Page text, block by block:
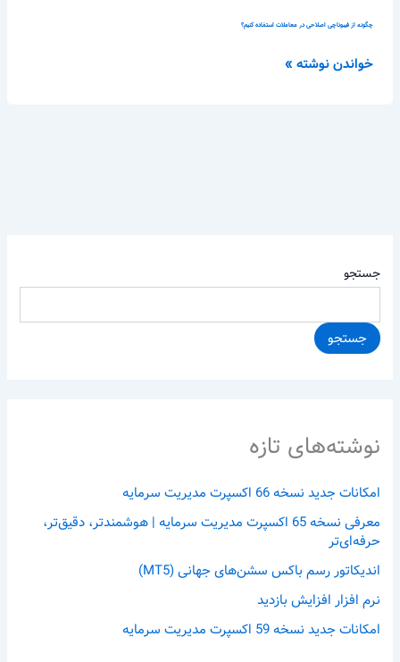
جستجو
جستجو
نوشته‌های تازه
امکانات جدید نسخه 66 اکسپرت مدیریت سرمایه
معرفی نسخه 65 اکسپرت مدیریت سرمایه | هوشمندتر، دقیق‌تر،
حرفه‌ای‌تر
اندیکاتور رسم باکس سشن‌های جهانی (MT5)
نرم افزار افزایش بازدید
امکانات جدید نسخه 59 اکسپرت مدیریت سرمایه
چگونه از فیبوناچی اصلاحی در معاملات استفاده کنیم؟
خواندن نوشته »